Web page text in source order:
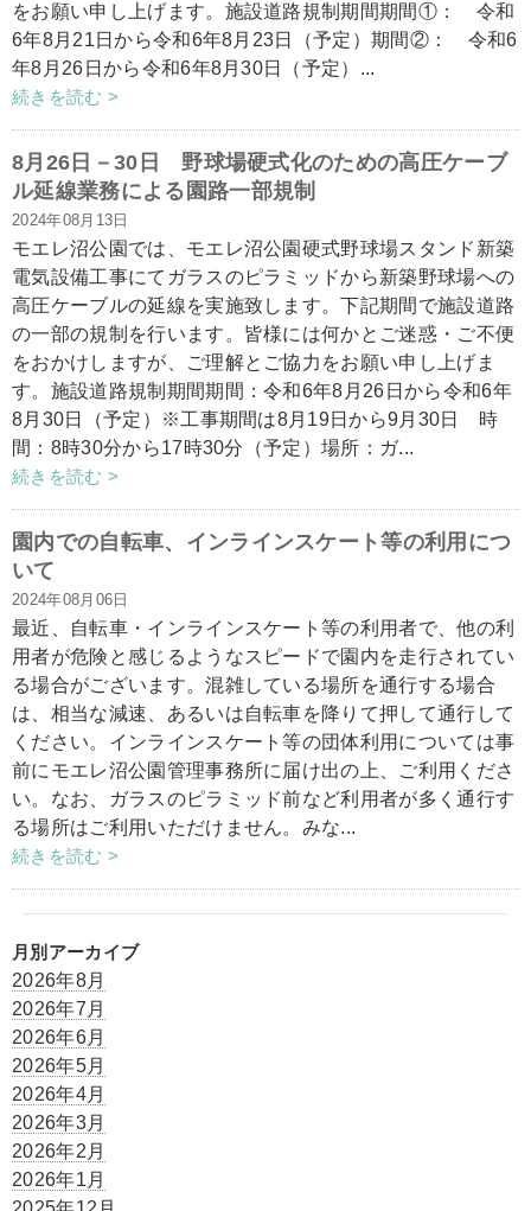
をお願い申し上げます。施設道路規制期間期間①： 令和
6年8月21日から令和6年8月23日（予定）期間②： 令和6
年8月26日から令和6年8月30日（予定）...
続きを読む >
8月26日－30日 野球場硬式化のための高圧ケーブ
ル延線業務による園路一部規制
2024年08月13日
モエレ沼公園では、モエレ沼公園硬式野球場スタンド新築
電気設備工事にてガラスのピラミッドから新築野球場への
高圧ケーブルの延線を実施致します。下記期間で施設道路
の一部の規制を行います。皆様には何かとご迷惑・ご不便
をおかけしますが、ご理解とご協力をお願い申し上げま
す。施設道路規制期間期間：令和6年8月26日から令和6年
8月30日（予定）※工事期間は8月19日から9月30日 時
間：8時30分から17時30分（予定）場所：ガ...
続きを読む >
園内での自転車、インラインスケート等の利用につ
いて
2024年08月06日
最近、自転車・インラインスケート等の利用者で、他の利
用者が危険と感じるようなスピードで園内を走行されてい
る場合がございます。混雑している場所を通行する場合
は、相当な減速、あるいは自転車を降りて押して通行して
ください。インラインスケート等の団体利用については事
前にモエレ沼公園管理事務所に届け出の上、ご利用くださ
い。なお、ガラスのピラミッド前など利用者が多く通行す
る場所はご利用いただけません。みな...
続きを読む >
月別アーカイブ
2026年8月
2026年7月
2026年6月
2026年5月
2026年4月
2026年3月
2026年2月
2026年1月